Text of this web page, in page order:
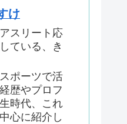
け
スリート応
ている、き
ポーツで活
歴やプロフ
時代、これ
心に紹介し